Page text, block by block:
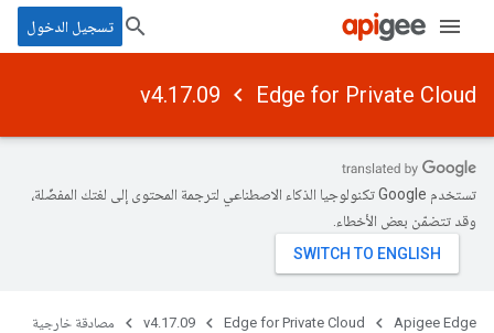
تسجيل الدخول
Edge for Private Cloud
v4.17.09
تستخدم Google تكنولوجيا الذكاء الاصطناعي لترجمة المحتوى إلى لغتك المفضّلة،
وقد تتضمّن بعض الأخطاء.
Apigee Edge
Edge for Private Cloud
v4.17.09 مصادقة خارجية